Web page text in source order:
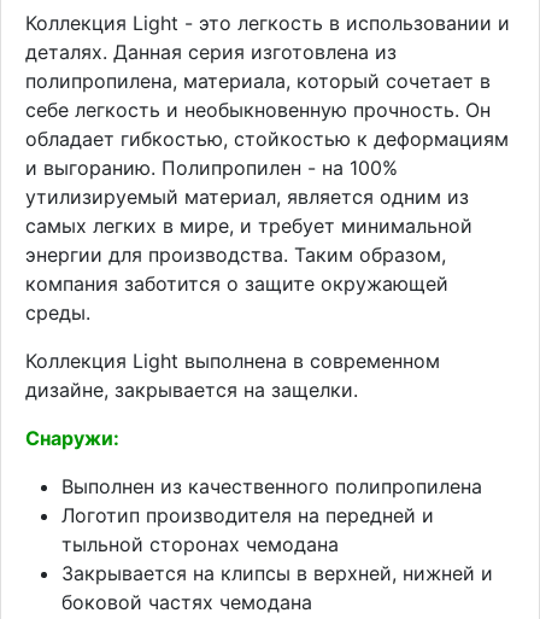
Коллекция Light - это легкость в использовании и
деталях. Данная серия изготовлена из
полипропилена, материала, который сочетает в
себе легкость и необыкновенную прочность. Он
обладает гибкостью, стойкостью к деформациям
и выгоранию. Полипропилен - на 100%
утилизируемый материал, является одним из
самых легких в мире, и требует минимальной
энергии для производства. Таким образом,
компания заботится о защите окружающей
среды.
Коллекция Light выполнена в современном
дизайне, закрывается на защелки.
Снаружи:
Выполнен из качественного полипропилена
Логотип производителя на передней и
тыльной сторонах чемодана
Закрывается на клипсы в верхней, нижней и
боковой частях чемодана